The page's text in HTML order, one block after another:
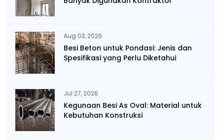
Aug 03, 2026
Besi Beton untuk Pondasi: Jenis dan
Spesifikasi yang Perlu Diketahui
Jul 27, 2026
Kegunaan Besi As Oval: Material untuk
Kebutuhan Konstruksi